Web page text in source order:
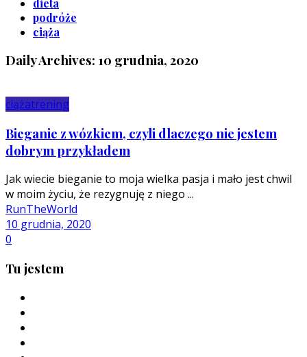
podróże
ciąża
Daily Archives: 10 grudnia, 2020
ciążatrening
Bieganie z wózkiem, czyli dlaczego nie jestem
dobrym przykładem
Jak wiecie bieganie to moja wielka pasja i mało jest chwil
w moim życiu, że rezygnuję z niego ...
RunTheWorld
10 grudnia, 2020
0
Tu jestem